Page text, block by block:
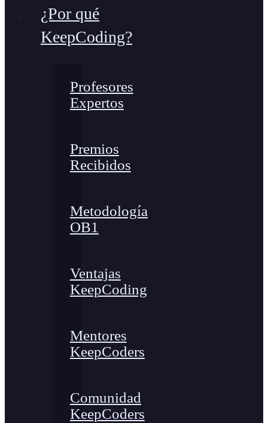
¿Por qué
KeepCoding?
Profesores
Expertos
Premios
Recibidos
Metodología
OB1
Ventajas
KeepCoding
Mentores
KeepCoders
Comunidad
KeepCoders